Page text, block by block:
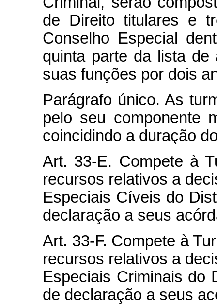
de Direito titulares e
Conselho Especial
quinta parte da lista de
suas funções por dois
Parágrafo único. As
pelo seu componente
coincidindo a duração
Art. 33-E. Compete à
recursos relativos a
Especiais Cíveis do
declaração a seus
Art. 33-F. Compete à
recursos relativos a
Especiais Criminais do
de declaração a seus